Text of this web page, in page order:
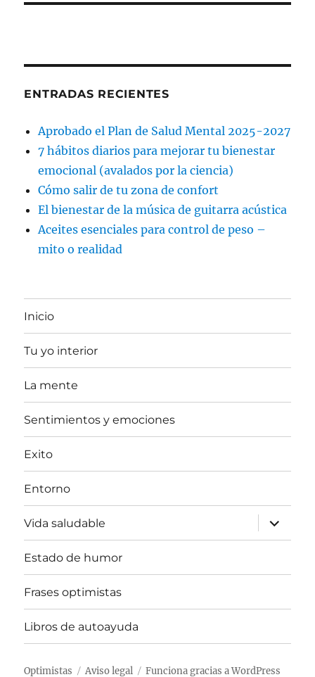
ENTRADAS RECIENTES
Aprobado el Plan de Salud Mental 2025-2027
7 hábitos diarios para mejorar tu bienestar
emocional (avalados por la ciencia)
Cómo salir de tu zona de confort
El bienestar de la música de guitarra acústica
Aceites esenciales para control de peso –
mito o realidad
Inicio
Tu yo interior
La mente
Sentimientos y emociones
Exito
Entorno
Vida saludable
expande
el
menú
Estado de humor
Frases optimistas
Libros de autoayuda
Optimistas Aviso legal Funciona gracias a WordPress